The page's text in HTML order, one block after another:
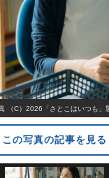
（C）2026「さとこはいつも」
この写真の記事を見る